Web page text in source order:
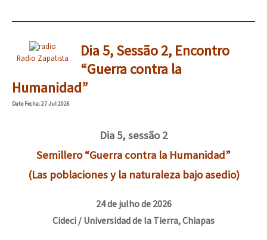
Radio Zapatista
Dia 5, Sessão 2, Encontro
“Guerra contra la
Humanidad”
DateFecha: 27 Jul 2026
Dia 5, sessão 2
Semillero “Guerra contra la Humanidad”
(Las poblaciones y la naturaleza bajo asedio)
24 de julho de 2026
Cideci / Universidad de la Tierra, Chiapas